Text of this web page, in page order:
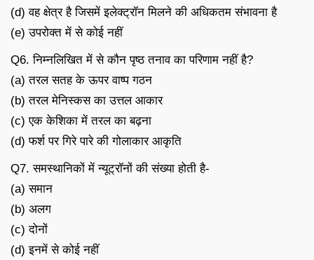
(d) वह क्षेत्र है जिसमें इलेक्ट्रॉन मिलने की अधिकतम संभावना है
(e) उपरोक्त में से कोई नहीं
Q6. निम्नलिखित में से कौन पृष्ठ तनाव का परिणाम नहीं है?
(a) तरल सतह के ऊपर वाष्प गठन
(b) तरल मेनिस्कस का उत्तल आकार
(c) एक केशिका में तरल का बढ़ना
(d) फर्श पर गिरे पारे की गोलाकार आकृति
Q7. समस्थानिकों में न्यूट्रॉनों की संख्या होती है-
(a) समान
(b) अलग
(c) दोनों
(d) इनमें से कोई नहीं